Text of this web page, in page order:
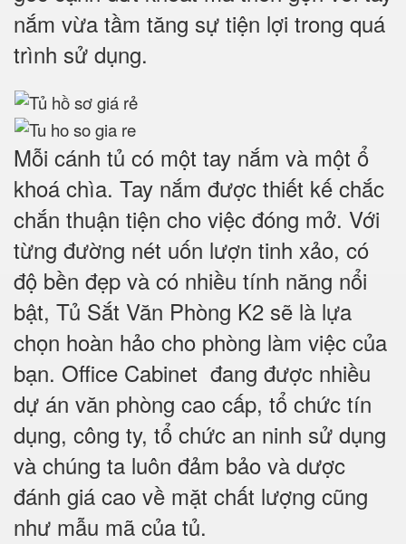
nắm vừa tầm tăng sự tiện lợi trong quá
trình sử dụng.
Mỗi cánh tủ có một tay nắm và một ổ
khoá chìa. Tay nắm được thiết kế chắc
chắn thuận tiện cho việc đóng mở. Với
từng đường nét uốn lượn tinh xảo, có
độ bền đẹp và có nhiều tính năng nổi
bật, Tủ Sắt Văn Phòng K2 sẽ là lựa
chọn hoàn hảo cho phòng làm việc của
bạn. Office Cabinet đang được nhiều
dự án văn phòng cao cấp, tổ chức tín
dụng, công ty, tổ chức an ninh sử dụng
và chúng ta luôn đảm bảo và dược
đánh giá cao về mặt chất lượng cũng
như mẫu mã của tủ.